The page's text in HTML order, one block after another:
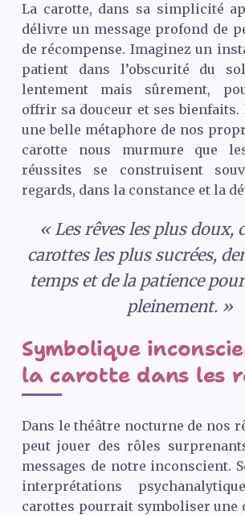
La carotte, dans sa simplicité
délivre un message profond de
de récompense. Imaginez un
patient dans l’obscurité du
lentement mais sûrement,
offrir sa douceur et ses bienfaits.
une belle métaphore de nos
carotte nous murmure que
réussites se construisent
regards, dans la constance et la
« Les rêves les plus doux,
carottes les plus sucrées,
temps et de la patience
pleinement. »
Symbolique
la carotte dans les
Dans le théâtre nocturne de nos
peut jouer des rôles
messages de notre inconscient.
interprétations
carottes pourrait symboliser une